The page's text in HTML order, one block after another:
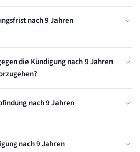
nach 9 Jahren
zum Ende des Kalendermonats (§ 622
durch Arbeitsvertrag oder Tarifvertrag
werden. Eine zu kurze
Kündigung zwar nicht unwirksam, aber
zum nächstmöglichen Termin wirksam.
die Kündigung nach 9 Jahren
beim Arbeitsgericht einzureichen (§ 4
— wird sie versäumt, gilt die
selbst wenn sie rechtswidrig war. Nur in
ist eine nachträgliche Klagezulassung
(z.B. bei Krankheit oder fehlender
nach 9 Jahren
0,5 × Bruttomonatsgehalt × 9 Jahre
nach 9 Jahren